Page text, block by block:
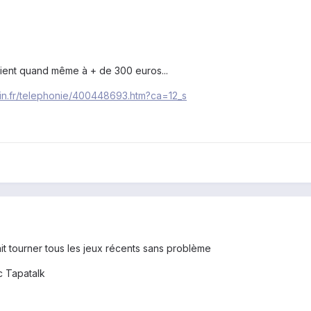
quand même à + de 300 euros...
telephonie/400448693.htm?ca=12_s
tourner tous les jeux récents sans problème
Tapatalk